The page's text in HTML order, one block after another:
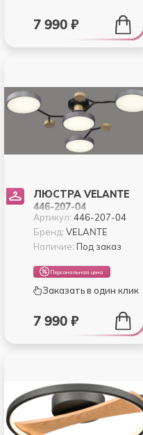
7 990 ₽
ЛЮСТРА VELANTE
446-207-04
Артикул: 446-207-04
Бренд: VELANTE
Наличие: Под заказ
Персональная цена
Заказать в один клик
7 990 ₽